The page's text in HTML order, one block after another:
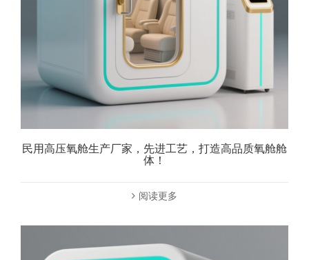
民用高压氧舱生产厂家，先进工艺，打造高品质氧舱舱
体！
阅读更多